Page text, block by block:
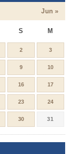
S M
Jun »
2 3
9 10
16 17
23 24
30 31